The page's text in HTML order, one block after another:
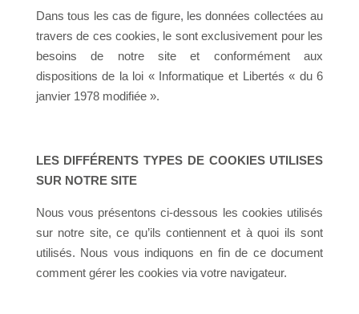
Dans tous les cas de figure, les données collectées au
travers de ces cookies, le sont exclusivement pour les
besoins de notre site et conformément aux
dispositions de la loi « Informatique et Libertés « du 6
janvier 1978 modifiée ».
LES DIFFÉRENTS TYPES DE COOKIES UTILISES
SUR NOTRE SITE
Nous vous présentons ci-dessous les cookies utilisés
sur notre site, ce qu’ils contiennent et à quoi ils sont
utilisés. Nous vous indiquons en fin de ce document
comment gérer les cookies via votre navigateur.